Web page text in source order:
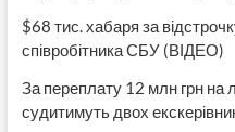
$68 тис. хабаря за
співробітника СБУ (ВІДЕО)
За переплату 12 млн грн на
судитимуть двох